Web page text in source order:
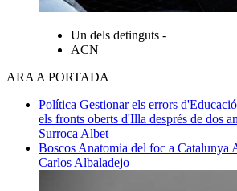
Un dels detinguts -
ACN
ARA A PORTADA
Política Gestionar els errors
els fronts oberts d'Illa després de dos
Surroca Albet
Boscos Anatomia del foc a Catalunya
Carlos Albaladejo